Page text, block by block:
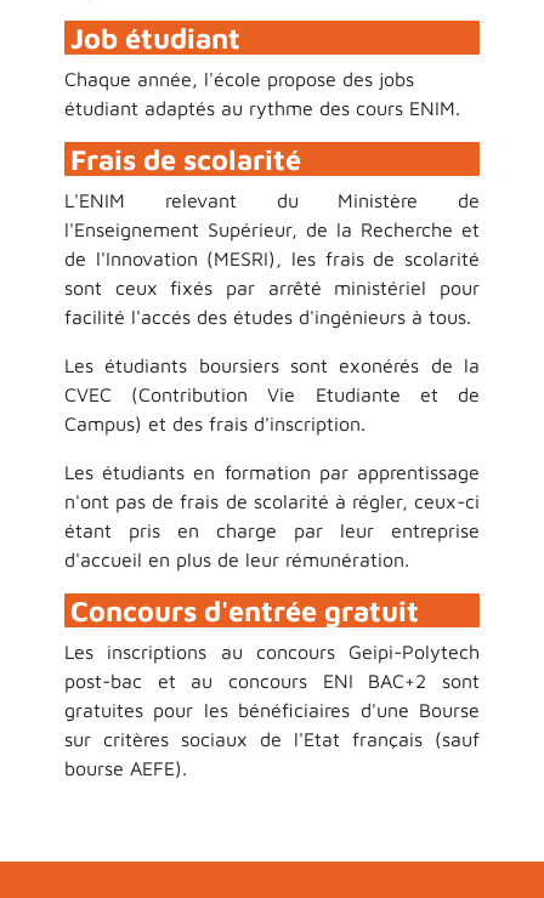
Job étudiant
Chaque année, l'école propose des jobs
étudiant adaptés au rythme des cours ENIM.
Frais de scolarité
L'ENIM relevant du Ministère de
l'Enseignement Supérieur, de la Recherche et
de l'Innovation (MESRI), les frais de scolarité
sont ceux fixés par arrêté ministériel pour
facilité l'accés des études d'ingénieurs à tous.
Les étudiants boursiers sont exonérés de la
CVEC (Contribution Vie Etudiante et de
Campus) et des frais d'inscription.
Les étudiants en formation par apprentissage
n'ont pas de frais de scolarité à régler, ceux-ci
étant pris en charge par leur entreprise
d'accueil en plus de leur rémunération.
Concours d'entrée gratuit
Les inscriptions au concours Geipi-Polytech
post-bac et au concours ENI BAC+2 sont
gratuites pour les bénéficiaires d'une Bourse
sur critères sociaux de l'Etat français (sauf
bourse AEFE).